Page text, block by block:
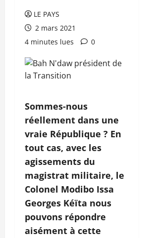
LE PAYS
2 mars 2021
4 minutes lues
0
Sommes-nous
réellement dans une
vraie République ? En
tout cas, avec les
agissements du
magistrat militaire, le
Colonel Modibo Issa
Georges Kéïta nous
pouvons répondre
aisément à cette